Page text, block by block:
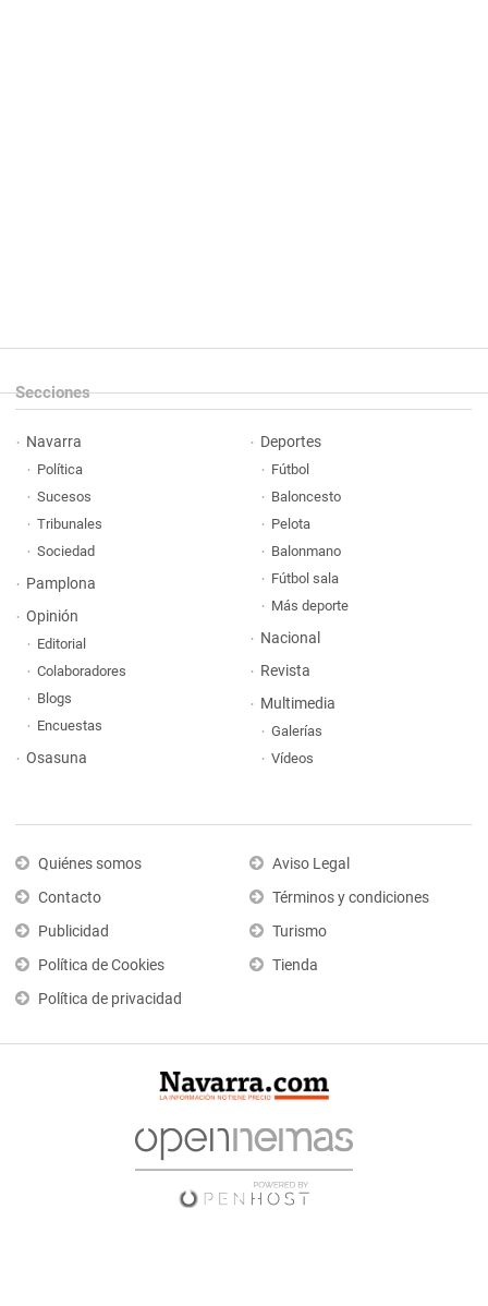
Secciones
Navarra
Política
Sucesos
Tribunales
Sociedad
Pamplona
Opinión
Editorial
Colaboradores
Blogs
Encuestas
Osasuna
Deportes
Fútbol
Baloncesto
Pelota
Balonmano
Fútbol sala
Más deporte
Nacional
Revista
Multimedia
Galerías
Vídeos
Quiénes somos
Contacto
Publicidad
Política de Cookies
Política de privacidad
Aviso Legal
Términos y condiciones
Turismo
Tienda